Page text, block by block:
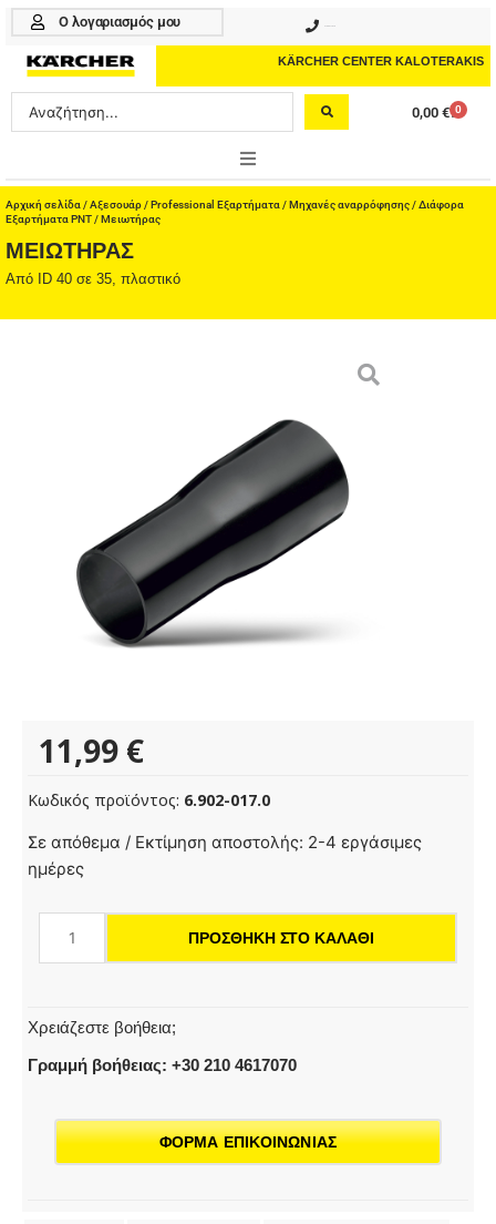
Μετάβαση
περιεχόμενο
Ο λογαριασμός μου
KÄRCHER CENTER KALOTERAKIS
Search
...
0,00 € 0
Cart
ONLINE SHOP
HOME & GARDEN
Αρχική σελίδα /Αξεσουάρ/Professional Εξαρτήματα /Μηχανές αναρρόφησης/Διάφορα
Εξαρτήματα PNT/ Μειωτήρας
ΜΕΙΩΤΉΡΑΣ
Από ID 40 σε 35, πλαστικό
11,99 €
Κωδικός προϊόντος: 6.902-017.0
Σε απόθεμα / Εκτίμηση αποστολής: 2-4 εργάσιμες
ημέρες
Μειωτήρας
ποσότητα
ΠΡΟΣΘΉΚΗ ΣΤΟ ΚΑΛΆΘΙ
Χρειάζεστε βοήθεια;
Γραμμή βοήθειας: +30 210 4617070
ΦΟΡΜΑ ΕΠΙΚΟΙΝΩΝΙΑΣ